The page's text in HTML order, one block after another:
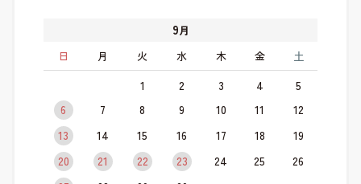
9月
日
月 火 水 木 金 土
1 2 3 4
5
6
7 8 9 10 11
12
13
14 15 16 17 18
19
20
21 22 23 24 25
26